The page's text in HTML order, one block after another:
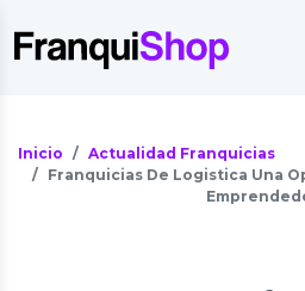
Inicio
Actualidad Franquicias
Franquicias De Logistica Una